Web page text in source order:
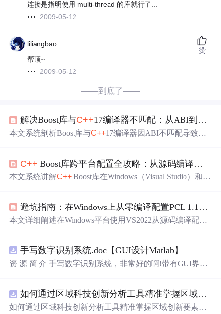
连接是指明使用 multi-thread 的库就行了...
2009-05-12
liliangbao
帮顶~
2009-05-12
赞
——到底了——
解决Boost库与C++17编译器不匹配：从ABI到构建的完整指南
本文系统剖析Boost库与C++17编译器因ABI不匹配导致的
阱。提出三大解决策略：源码重编译Boost、vcpkg/Conan
包管理器统一工具链、精细化CMake库定位，并提供诊断
C++ Boost库跨平台配置全攻略：从源码编译到项目集成
本文系统讲解C++ Boost库在Windows（Visual Studio）和Li
b2构建工具使用、静态/动态链接配置、自动链接陷阱规
避、跨平台路径与库名适配，以及CMake和VS属性表等工
避坑指南：在Windows上从零编译配置PCL 1.13.1 + VS2022的完整流程
本文详细阐述在Windows平台使用VS2022从源码编译配置
OST_ROOT、VTK_DIR路径设置）、常见链接错误（LN
K1104、MSB8036）及运行时DLL缺失问题的规避方法，
手写数字识别系统.doc【GUI设计Matlab】
资 源 简 介 手写数字识别系统，非常好的啊!带有GUI界
带有直观的图形用户界面（GUI），非常容易使用。你只
需要将手写数字输入系统，它将立即给出准确的识别结
如何通过区域科技创新分析工具精准掌握区域创新要素分布与产业链融合现状？.docx
如何通过区域科技创新分析工具精准掌握区域创新要素分